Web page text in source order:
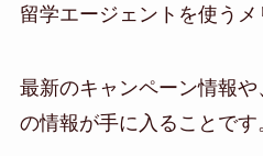
留学エージェントを使うメ
最新のキャンペーン情報
の情報が手に入ることです